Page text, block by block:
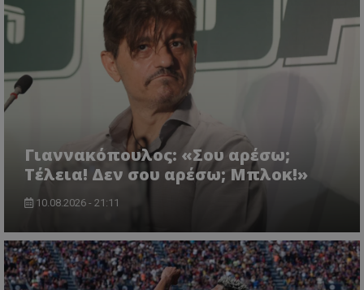
Γιαννακόπουλος: «Σου αρέσω;
Τέλεια! Δεν σου αρέσω; Μπλοκ!»
10.08.2026 - 21:11